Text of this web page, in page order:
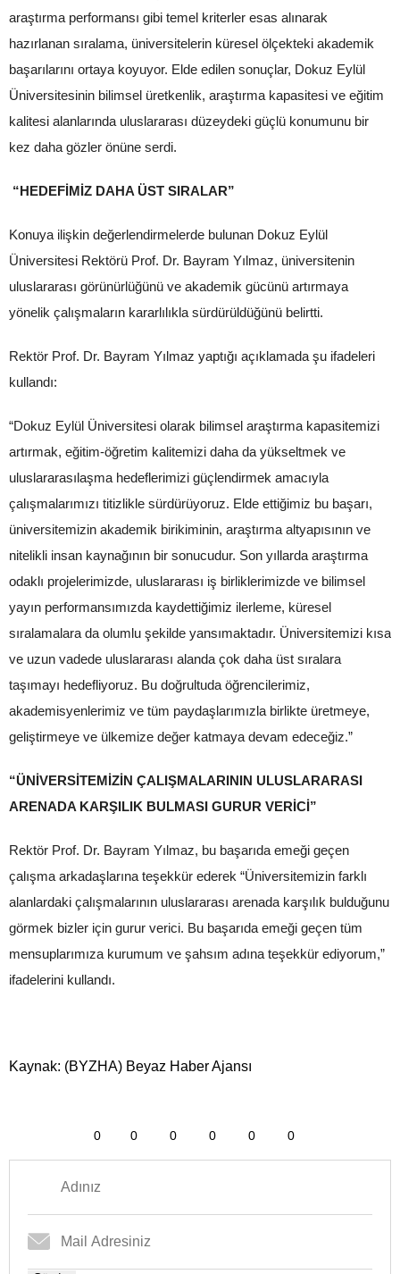
araştırma performansı gibi temel kriterler esas alınarak
hazırlanan sıralama, üniversitelerin küresel ölçekteki akademik
başarılarını ortaya koyuyor. Elde edilen sonuçlar, Dokuz Eylül
Üniversitesinin bilimsel üretkenlik, araştırma kapasitesi ve eğitim
kalitesi alanlarında uluslararası düzeydeki güçlü konumunu bir
kez daha gözler önüne serdi.
“HEDEFİMİZ DAHA ÜST SIRALAR”
Konuya ilişkin değerlendirmelerde bulunan Dokuz Eylül
Üniversitesi Rektörü Prof. Dr. Bayram Yılmaz, üniversitenin
uluslararası görünürlüğünü ve akademik gücünü artırmaya
yönelik çalışmaların kararlılıkla sürdürüldüğünü belirtti.
Rektör Prof. Dr. Bayram Yılmaz yaptığı açıklamada şu ifadeleri
kullandı:
“Dokuz Eylül Üniversitesi olarak bilimsel araştırma kapasitemizi
artırmak, eğitim-öğretim kalitemizi daha da yükseltmek ve
uluslararasılaşma hedeflerimizi güçlendirmek amacıyla
çalışmalarımızı titizlikle sürdürüyoruz. Elde ettiğimiz bu başarı,
üniversitemizin akademik birikiminin, araştırma altyapısının ve
nitelikli insan kaynağının bir sonucudur. Son yıllarda araştırma
odaklı projelerimizde, uluslararası iş birliklerimizde ve bilimsel
yayın performansımızda kaydettiğimiz ilerleme, küresel
sıralamalara da olumlu şekilde yansımaktadır. Üniversitemizi kısa
ve uzun vadede uluslararası alanda çok daha üst sıralara
taşımayı hedefliyoruz. Bu doğrultuda öğrencilerimiz,
akademisyenlerimiz ve tüm paydaşlarımızla birlikte üretmeye,
geliştirmeye ve ülkemize değer katmaya devam edeceğiz.”
“ÜNİVERSİTEMİZİN ÇALIŞMALARININ ULUSLARARASI
ARENADA KARŞILIK BULMASI GURUR VERİCİ”
Rektör Prof. Dr. Bayram Yılmaz, bu başarıda emeği geçen
çalışma arkadaşlarına teşekkür ederek “Üniversitemizin farklı
alanlardaki çalışmalarının uluslararası arenada karşılık bulduğunu
görmek bizler için gurur verici. Bu başarıda emeği geçen tüm
mensuplarımıza kurumum ve şahsım adına teşekkür ediyorum,”
ifadelerini kullandı.
Kaynak: (BYZHA) Beyaz Haber Ajansı
0 0 0 0 0 0